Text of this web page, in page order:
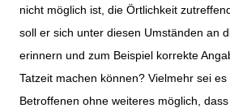
nicht möglich ist, die Örtlichkeit
soll er sich unter diesen Umständen an
erinnern und zum Beispiel korrekte
Tatzeit machen können? Vielmehr sei
Betroffenen ohne weiteres möglich,